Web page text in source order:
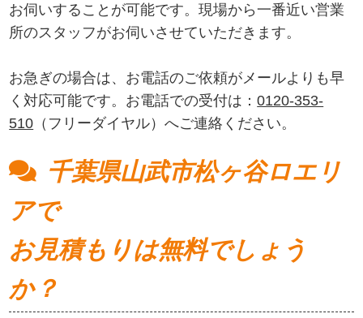
お伺いすることが可能です。現場から一番近い営業
所のスタッフがお伺いさせていただきます。
お急ぎの場合は、お電話のご依頼がメールよりも早
く対応可能です。お電話での受付は：0120-353-
510 （フリーダイヤル）へご連絡ください。
千葉県山武市松ヶ谷ロエリ
アで
お見積もりは無料でしょう
か？